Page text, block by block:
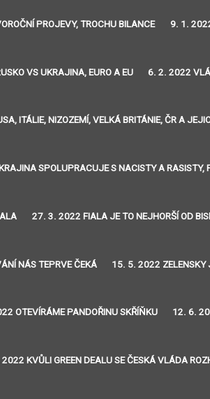
PROJEVY, TROCHU BILANCE 9. 1.
VS UKRAJINA, EURO A EU 6. 2. 2022
ITÁLIE, NIZOZEMÍ, VELKÁ BRITÁNIE, ČR A
SPOLUPRACUJE S NACISTY A RASISTY,
27. 3. 2022 FIALA JE TO NEJHORŠÍ OD
NÁS TEPRVE ČEKÁ 15. 5. 2022 ZELENSKY
OTEVÍRÁME PANDOŘINU SKŘÍŇKU 12. 6.
KVŮLI GREEN DEALU SE ČESKÁ VLÁDA